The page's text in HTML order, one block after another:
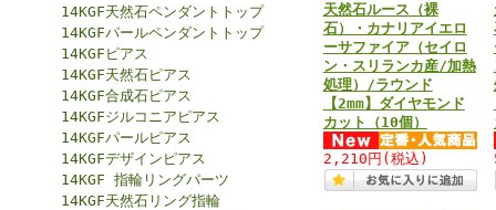
14KGF天然石ペンダントトップ
14KGFパールペンダントトップ
14KGFピアス
14KGF天然石ピアス
14KGF合成石ピアス
14KGFジルコニアピアス
14KGFパールピアス
14KGFデザインピアス
14KGF 指輪リングパーツ
14KGF天然石リング指輪
天然石ルース（裸
石）・カナリアイエロ
ーサファイア（セイロ
ン・スリランカ産/加熱
処理）/ラウンド
【2mm】ダイヤモンド
カット（10個）
2,210円 (税込)